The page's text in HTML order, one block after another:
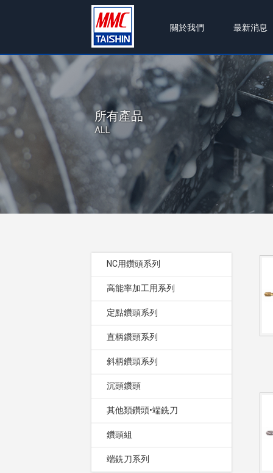
關於我們 最新消息
所有產品
ALL
NC用鑽頭系列
高能率加工用系列
定點鑽頭系列
直柄鑽頭系列
斜柄鑽頭系列
沉頭鑽頭
其他類鑽頭•端銑刀
鑽頭組
端銑刀系列